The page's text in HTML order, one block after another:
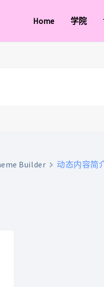
Home 学院
Builder 动态内容简